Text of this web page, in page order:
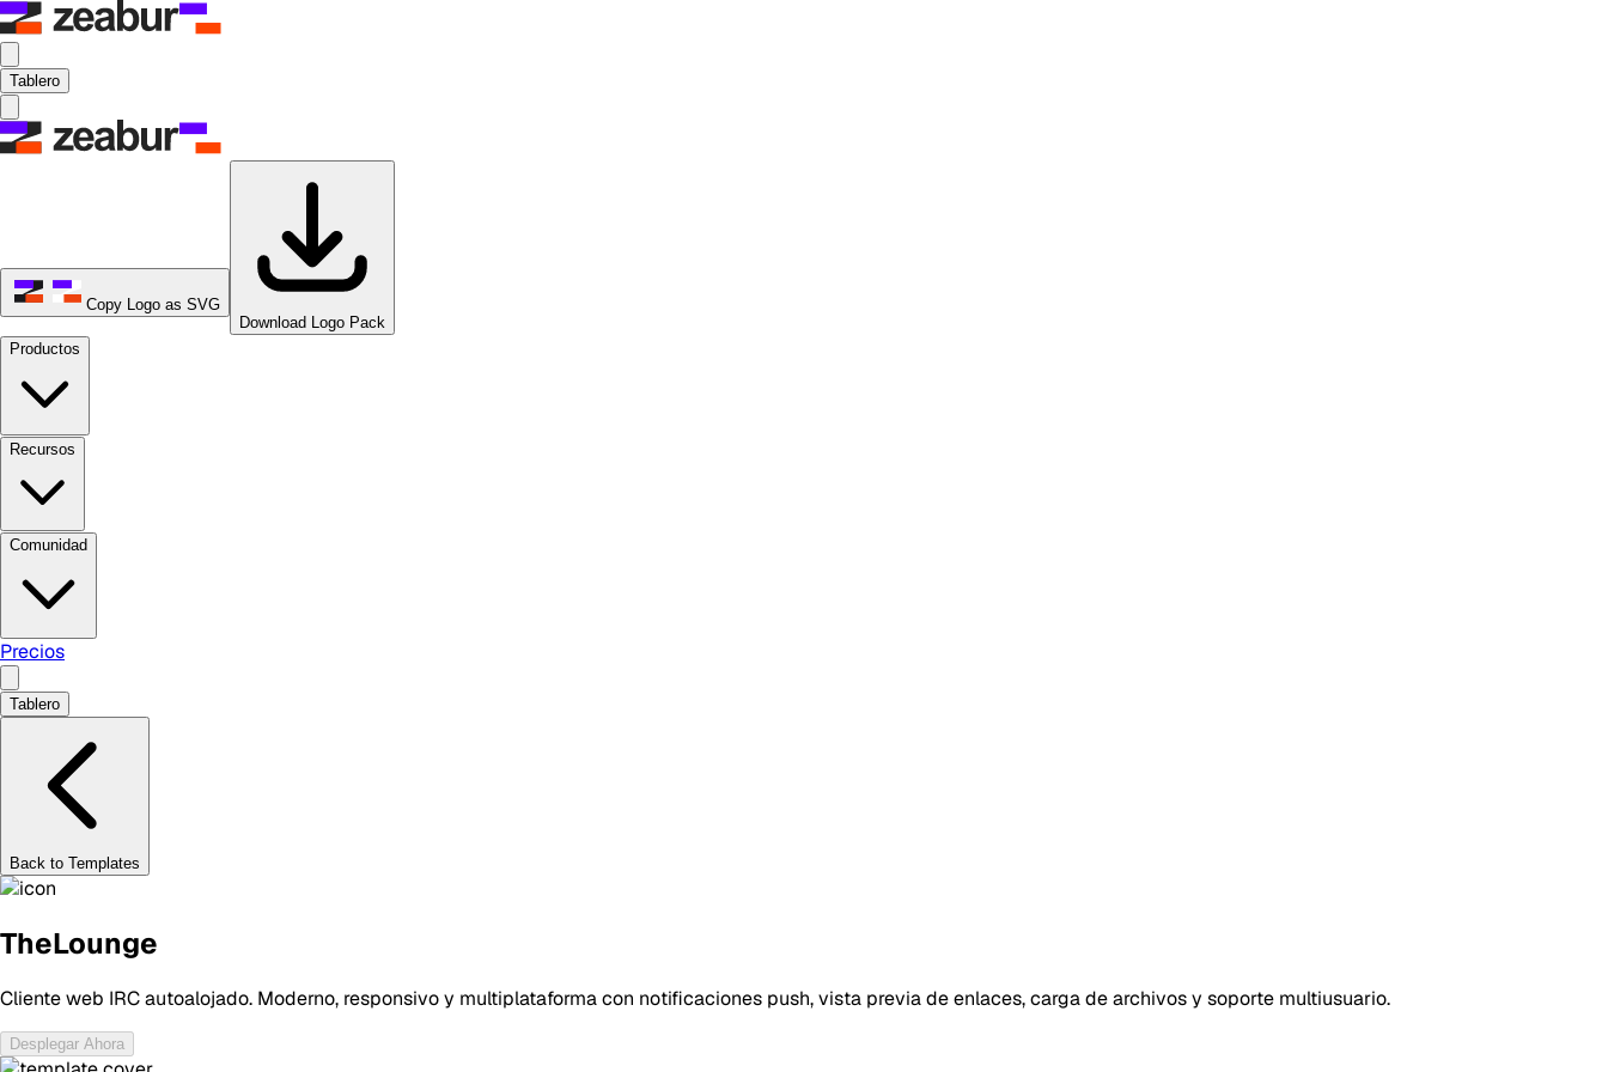
Tablero
Copy Logo as SVG
Download Logo Pack
Productos
Recursos
Comunidad
Precios
Tablero
Back to Templates
TheLounge
Cliente web IRC autoalojado. Moderno, responsivo y multiplataforma con notificaciones push, vista previa de enlaces, carga de archivos y soporte multiusuario.
Desplegar Ahora